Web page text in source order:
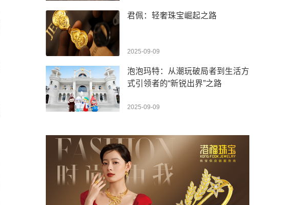
君佩：轻奢珠宝崛起之路
2025-09-09
泡泡玛特：从潮玩破局者到生活方
式引领者的“新锐出界”之路
2025-09-09